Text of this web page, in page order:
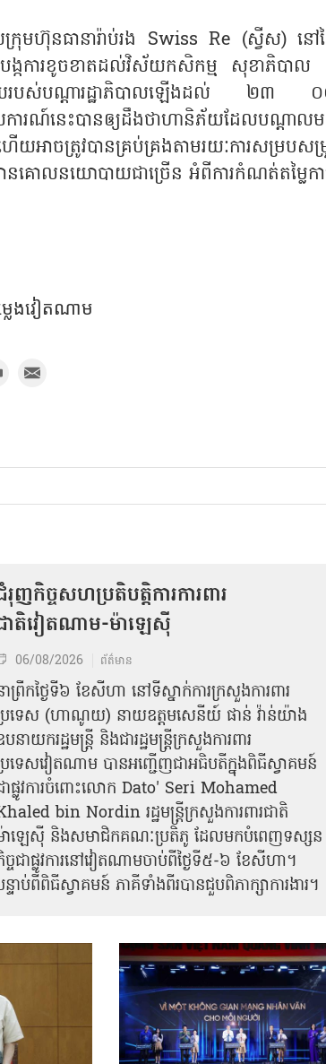
រុមហ៊ុនធានារ៉ាប់រង Swiss Re (ស្វីស) នៅថ្
បង្កការខូចខាតដល់វិស័យកសិកម្ម សុខាភិបា
រចំណាយរបស់បណ្ដារដ្ឋាភិបាលឡើងដល់ ២៣
ារណ៍នេះបានឲ្យដឹងថាហានិភ័យដែលបណ្តាល
ាចត្រូវបានគ្រប់គ្រងតាមរយៈការសម្របស
នគោលនយោបាយជាច្រើន អំពីការកំណត់តម្លៃក
លេងវៀតណាម
រុញកិច្ចសហប្រតិបត្តិការការពារ
ាតិវៀតណាម-ម៉ាឡេស៊ី
06/08/2026 ព័ត៌មាន
ា​ព្រឹកថ្ងៃទី៦ ខែសីហា នៅទីស្នាក់ការក្រសួងការពារ
រទេស (ហាណូយ) នាយឧត្តមសេនីយ៍ ផាន់ វ៉ាន់យ៉ាង
នាយករដ្ឋមន្ត្រី និងជារដ្ឋមន្ត្រីក្រសួងការពារ
រទេសវៀតណាម បានអញ្ជើញជាអធិបតីក្នុងពិធីស្វាគមន៍
ាផ្លូវការ​ចំពោះលោក Dato' Seri Mohamed
bin Nordin រដ្ឋមន្ត្រីក្រសួងការពារជាតិ
ាឡេស៊ី និងសមាជិកគណៈប្រតិភូ ដែលមកបំពេញទស្សន
ច្ចជាផ្លូវការនៅវៀតណាមចាប់ពីថ្ងៃទី៥-៦ ខែសីហា។
ទាប់ពីពិធីស្វាគមន៍ ភាគីទាំងពីរបានជួបពិភាក្សាការងារ​។